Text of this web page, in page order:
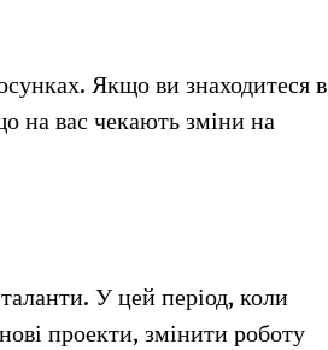
Якщо ви знаходитеся в
на вас чекають зміни на
У цей період, коли
проекти, змінити роботу